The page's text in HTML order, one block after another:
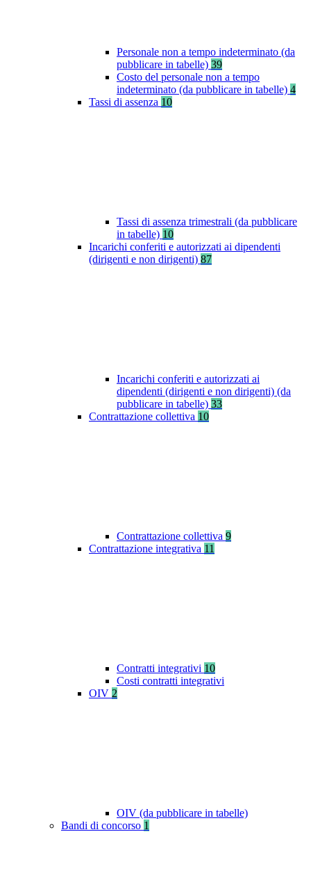
Personale non a tempo indeterminato (da
pubblicare in tabelle) 39
Costo del personale non a tempo
indeterminato (da pubblicare in tabelle) 4
Tassi di assenza 10
Tassi di assenza trimestrali (da pubblicare
in tabelle) 10
Incarichi conferiti e autorizzati ai dipendenti
(dirigenti e non dirigenti) 87
Incarichi conferiti e autorizzati ai
dipendenti (dirigenti e non dirigenti) (da
pubblicare in tabelle) 33
Contrattazione collettiva 10
Contrattazione collettiva 9
Contrattazione integrativa 11
Contratti integrativi 10
Costi contratti integrativi
OIV 2
OIV (da pubblicare in tabelle)
Bandi di concorso 1